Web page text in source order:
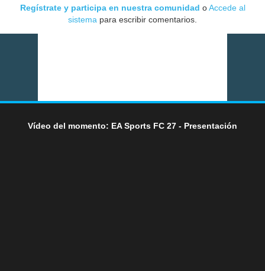
Regístrate y participa en nuestra comunidad oAccede al
sistema para escribir comentarios.
Vídeo del momento: EA Sports FC 27 - Presentación